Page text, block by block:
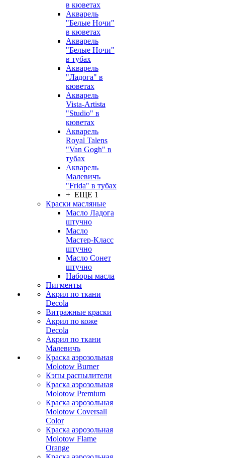
в кюветах
Акварель
"Белые Ночи"
в кюветах
Акварель
"Белые Ночи"
в тубах
Акварель
"Ладога" в
кюветах
Акварель
Vista-Artista
"Studio" в
кюветах
Акварель
Royal Talens
"Van Gogh" в
тубах
Акварель
Малевичъ
"Frida" в тубах
+ ЕЩЕ 1
Краски масляные
Масло Ладога
штучно
Масло
Мастер-Класс
штучно
Масло Сонет
штучно
Наборы масла
Пигменты
Акрил по ткани
Decola
Витражные краски
Акрил по коже
Decola
Акрил по ткани
Малевичъ
Краска аэрозольная
Molotow Burner
Кэпы распылители
Краска аэрозольная
Molotow Premium
Краска аэрозольная
Molotow Coversall
Color
Краска аэрозольная
Molotow Flame
Orange